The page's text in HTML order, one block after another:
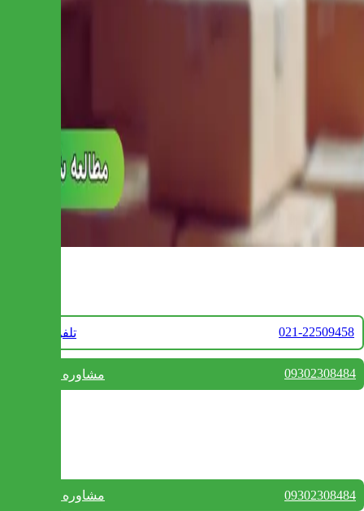
تلفن فروش 021-22509458
مشاوره واتس آپ 09302308484
مشاوره واتس آپ 09302308484